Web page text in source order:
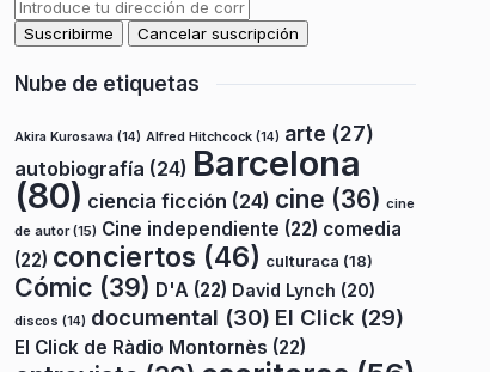
Nube de etiquetas
Akira Kurosawa (14) Alfred Hitchcock (14) arte (27)
autobiografía (24) Barcelona
(80) ciencia ficción (24) cine (36) cine
de autor(15) Cine independiente (22) comedia
(22) conciertos (46) culturaca (18)
Cómic (39) D'A (22) David Lynch (20)
discos (14) documental (30) El Click (29)
El Click de Ràdio Montornès (22)